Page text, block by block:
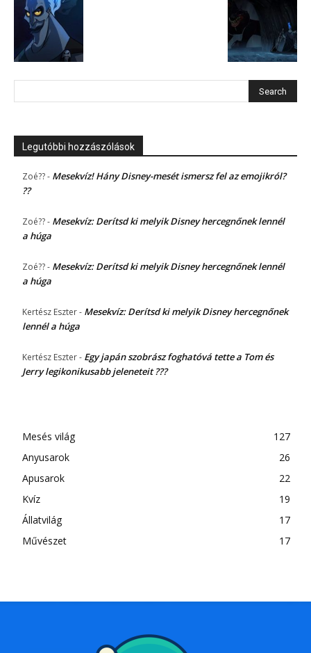
Legutóbbi hozzászólások
Zoé??- Mesekvíz! Hány Disney-mesét ismersz fel az emojikról?
??
Zoé??- Mesekvíz: Derítsd ki melyik Disney hercegnőnek lennél
a húga
Zoé??- Mesekvíz: Derítsd ki melyik Disney hercegnőnek lennél
a húga
Kertész Eszter- Mesekvíz: Derítsd ki melyik Disney hercegnőnek
lennél a húga
Kertész Eszter- Egy japán szobrász foghatóvá tette a Tom és
Jerry legikonikusabb jeleneteit ???
Mesés világ
127
Anyusarok
26
Apusarok
22
Kvíz
19
Állatvilág
17
Művészet
17